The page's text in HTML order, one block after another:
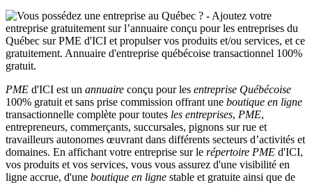
PME d'ICI est un annuaire conçu pour les entreprise Québécoise
100% gratuit et sans prise commission offrant une boutique en ligne
transactionnelle complète pour toutes les entreprises, PME,
entrepreneurs, commerçants, succursales, pignons sur rue et
travailleurs autonomes œuvrant dans différents secteurs d’activités et
domaines. En affichant votre entreprise sur le répertoire PME d'ICI,
vos produits et vos services, vous vous assurez d'une visibilité en
ligne accrue, d'une boutique en ligne stable et gratuite ainsi que de